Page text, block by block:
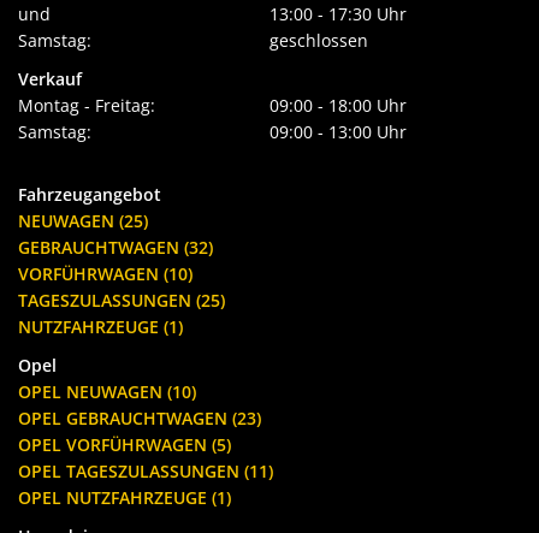
und
13:00 - 17:30 Uhr
Samstag:
geschlossen
Verkauf
Montag - Freitag:
09:00 - 18:00 Uhr
Samstag:
09:00 - 13:00 Uhr
Fahrzeugangebot
NEUWAGEN (25)
GEBRAUCHTWAGEN (32)
VORFÜHRWAGEN (10)
TAGESZULASSUNGEN (25)
NUTZFAHRZEUGE (1)
Opel
OPEL NEUWAGEN (10)
OPEL GEBRAUCHTWAGEN (23)
OPEL VORFÜHRWAGEN (5)
OPEL TAGESZULASSUNGEN (11)
OPEL NUTZFAHRZEUGE (1)